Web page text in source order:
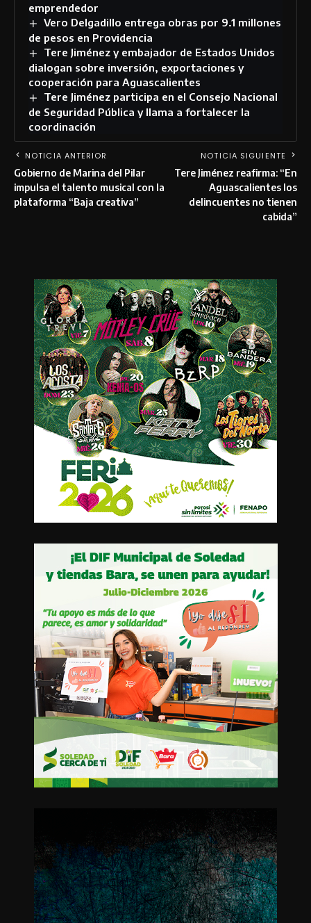
emprendedor
Vero Delgadillo entrega obras por 9.1 millones
de pesos en Providencia
Tere Jiménez y embajador de Estados Unidos
dialogan sobre inversión, exportaciones y
cooperación para Aguascalientes
Tere Jiménez participa en el Consejo Nacional
de Seguridad Pública y llama a fortalecer la
coordinación
NOTICIA ANTERIOR
Gobierno de Marina del Pilar
impulsa el talento musical con la
plataforma “Baja creativa”
NOTICIA SIGUIENTE
Tere Jiménez reafirma: “En
Aguascalientes los
delincuentes no tienen
cabida”